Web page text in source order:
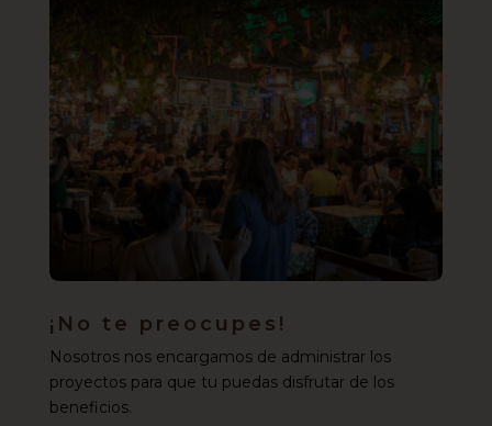
¡No te preocupes!
Nosotros nos encargamos de administrar los
proyectos para que tu puedas disfrutar de los
beneficios.